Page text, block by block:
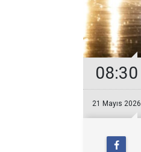
08:30
21 Mayıs 2026